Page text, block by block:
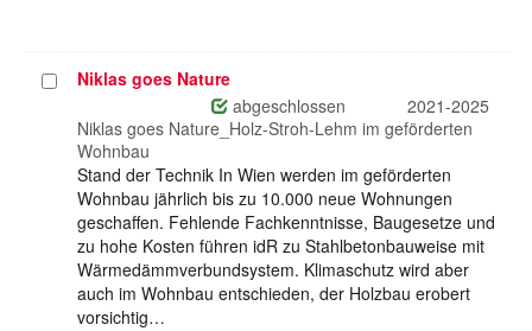
ProjektNiklas goes Nature
abgeschlossen
2021-2025
Niklas goes Nature_Holz-Stroh-Lehm im geförderten
Wohnbau
Stand der Technik In Wien werden im geförderten
Wohnbau jährlich bis zu 10.000 neue Wohnungen
geschaffen. Fehlende Fachkenntnisse, Baugesetze und
zu hohe Kosten führen idR zu Stahlbetonbauweise mit
Wärmedämmverbundsystem. Klimaschutz wird aber
auch im Wohnbau entschieden, der Holzbau erobert
vorsichtig…